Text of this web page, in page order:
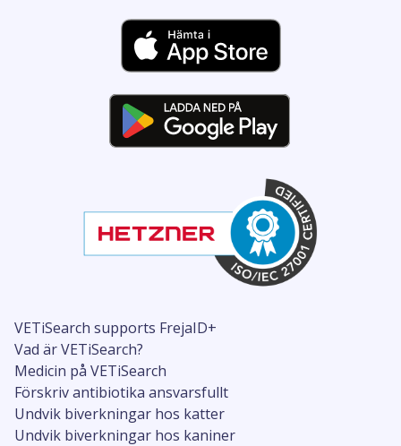
VETiSearch supports FrejaID+
Vad är VETiSearch?
Medicin på VETiSearch
Förskriv antibiotika ansvarsfullt
Undvik biverkningar hos katter
Undvik biverkningar hos kaniner